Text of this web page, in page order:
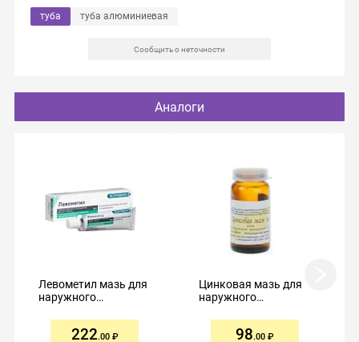
туба туба алюминиевая
Сообщить о неточности
Аналоги
Левометил мазь для
наружного
222.00
Цинковая мазь для
наружного
98.00